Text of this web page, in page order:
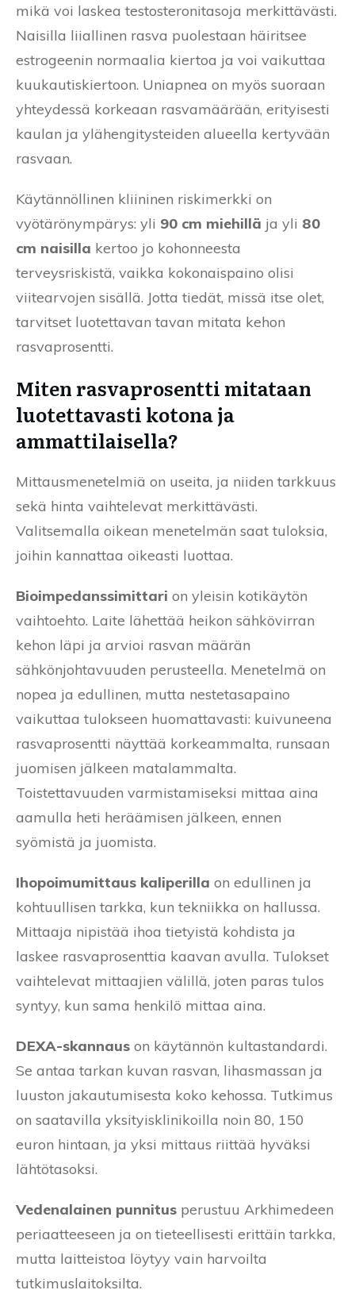
mikä voi laskea testosteronitasoja merkittävästi.
Naisilla liiallinen rasva puolestaan häiritsee
estrogeenin normaalia kiertoa ja voi vaikuttaa
kuukautiskiertoon. Uniapnea on myös suoraan
yhteydessä korkeaan rasvamäärään, erityisesti
kaulan ja ylähengitysteiden alueella kertyvään
rasvaan.
Käytännöllinen kliininen riskimerkki on
vyötärönympärys: yli 90 cm miehillä ja yli 80
cm naisilla kertoo jo kohonneesta
terveysriskistä, vaikka kokonaispaino olisi
viitearvojen sisällä. Jotta tiedät, missä itse olet,
tarvitset luotettavan tavan mitata kehon
rasvaprosentti.
Miten rasvaprosentti mitataan
luotettavasti kotona ja
ammattilaisella?
Mittausmenetelmiä on useita, ja niiden tarkkuus
sekä hinta vaihtelevat merkittävästi.
Valitsemalla oikean menetelmän saat tuloksia,
joihin kannattaa oikeasti luottaa.
Bioimpedanssimittari on yleisin kotikäytön
vaihtoehto. Laite lähettää heikon sähkövirran
kehon läpi ja arvioi rasvan määrän
sähkönjohtavuuden perusteella. Menetelmä on
nopea ja edullinen, mutta nestetasapaino
vaikuttaa tulokseen huomattavasti: kuivuneena
rasvaprosentti näyttää korkeammalta, runsaan
juomisen jälkeen matalammalta.
Toistettavuuden varmistamiseksi mittaa aina
aamulla heti heräämisen jälkeen, ennen
syömistä ja juomista.
Ihopoimumittaus kaliperilla on edullinen ja
kohtuullisen tarkka, kun tekniikka on hallussa.
Mittaaja nipistää ihoa tietyistä kohdista ja
laskee rasvaprosenttia kaavan avulla. Tulokset
vaihtelevat mittaajien välillä, joten paras tulos
syntyy, kun sama henkilö mittaa aina.
DEXA-skannaus on käytännön kultastandardi.
Se antaa tarkan kuvan rasvan, lihasmassan ja
luuston jakautumisesta koko kehossa. Tutkimus
on saatavilla yksityisklinikoilla noin 80, 150
euron hintaan, ja yksi mittaus riittää hyväksi
lähtötasoksi.
Vedenalainen punnitus perustuu Arkhimedeen
periaatteeseen ja on tieteellisesti erittäin tarkka,
mutta laitteistoa löytyy vain harvoilta
tutkimuslaitoksilta.